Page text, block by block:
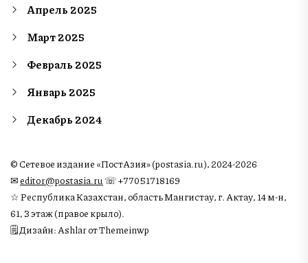
Апрель 2025
Март 2025
Февраль 2025
Январь 2025
Декабрь 2024
© Сетевое издание «ПостАзия» (postasia.ru), 2024-2026
✉︎editor@postasia.ru ☏ +77051718169
☆ Республика Казахстан, область Мангистау, г. Актау, 14 м-н,
61, 3 этаж (правое крыло).
🗒 Дизайн: Ashlar от Themeinwp